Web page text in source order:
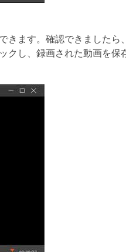
ます。確認できましたら、
クし、録画された動画を保